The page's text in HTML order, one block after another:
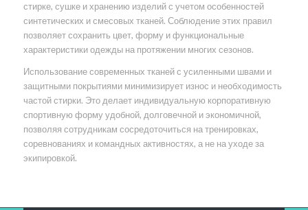
стирке, сушке и хранению изделий с учетом особенностей
синтетических и смесовых тканей. Соблюдение этих правил
позволяет сохранить цвет, форму и функциональные
характеристики одежды на протяжении многих сезонов.
Использование современных тканей с усиленными швами и
защитными покрытиями минимизирует износ и необходимость
частой стирки. Это делает индивидуальную корпоративную
спортивную форму удобной, долговечной и экономичной,
позволяя сотрудникам сосредоточиться на тренировках,
соревнованиях и командных активностях, а не на уходе за
экипировкой.